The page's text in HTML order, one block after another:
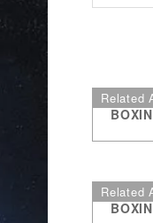
Related
Related